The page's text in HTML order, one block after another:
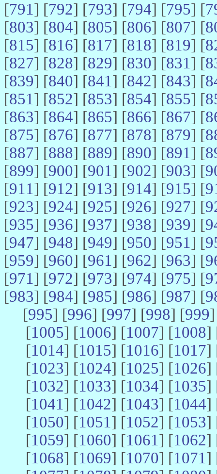
[791] [792] [793] [794] [795] [
[803] [804] [805] [806] [807] [
[815] [816] [817] [818] [819] [
[827] [828] [829] [830] [831] [
[839] [840] [841] [842] [843] [
[851] [852] [853] [854] [855] [
[863] [864] [865] [866] [867] [
[875] [876] [877] [878] [879] [
[887] [888] [889] [890] [891] [
[899] [900] [901] [902] [903] [
[911] [912] [913] [914] [915] [
[923] [924] [925] [926] [927] [
[935] [936] [937] [938] [939] [
[947] [948] [949] [950] [951] [
[959] [960] [961] [962] [963] [
[971] [972] [973] [974] [975] [
[983] [984] [985] [986] [987] [
[995] [996] [997] [998] [999
[1005] [1006] [1007] [1008]
[1014] [1015] [1016] [1017]
[1023] [1024] [1025] [1026]
[1032] [1033] [1034] [1035]
[1041] [1042] [1043] [1044]
[1050] [1051] [1052] [1053]
[1059] [1060] [1061] [1062]
[1068] [1069] [1070] [1071]